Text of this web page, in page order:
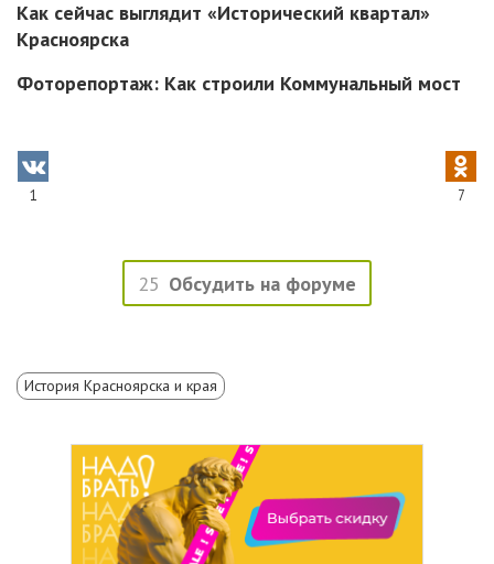
Как сейчас выглядит «Исторический квартал»
Красноярска
Фоторепортаж: Как строили Коммунальный мост
1 7
25 Обсудить на форуме
История Красноярска и края